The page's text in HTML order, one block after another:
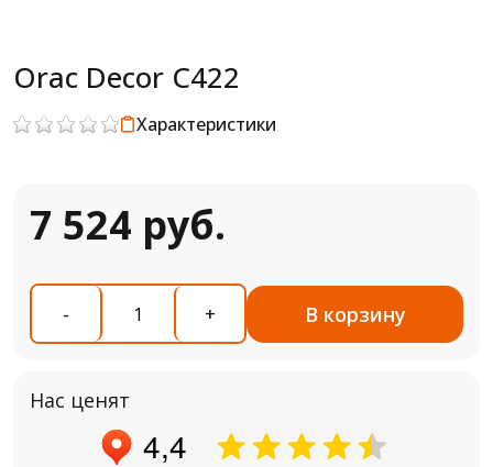
Orac Decor C422
Характеристики
7 524 руб.
- + В корзину
Нас ценят